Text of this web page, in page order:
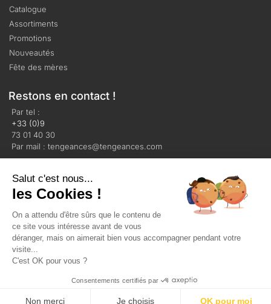
Catalogue
Assortiments
Promotions
Nouveautés
Fête des mères
Restons en contact !
Par tel :
+33 (0)9
73 01 40 30
Par mail : tengeances@tengeances.com
Mentions légales
© Tengeances 2023 Tous droits réservés
Salut c'est nous...
les Cookies !
On a attendu d'être sûrs que le contenu de
ce site vous intéresse avant de vous
déranger, mais on aimerait bien vous accompagner pendant votre
visite...
C'est OK pour vous ?
Consentements certifiés par
Non merci Je choisis OK pour moi